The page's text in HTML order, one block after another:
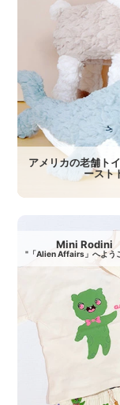
アメリカの老舗ト
ー
Mini Rodini
"「Alien Affairs」へよう